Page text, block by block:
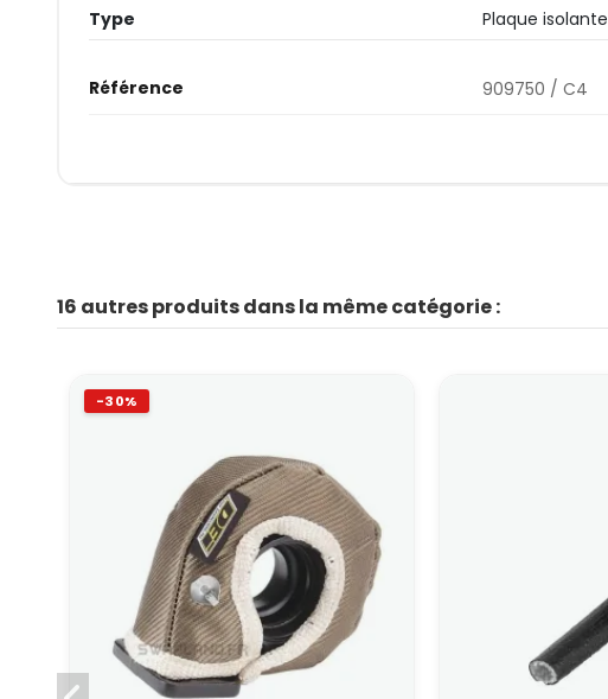
Type Plaque isolante
Référence 909750 / C4
16 autres produits dans la même catégorie :
-30%